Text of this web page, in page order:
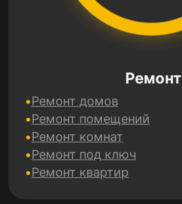
Ремонт
Ремонт домов
Ремонт помещений
Ремонт комнат
Ремонт под ключ
Ремонт квартир